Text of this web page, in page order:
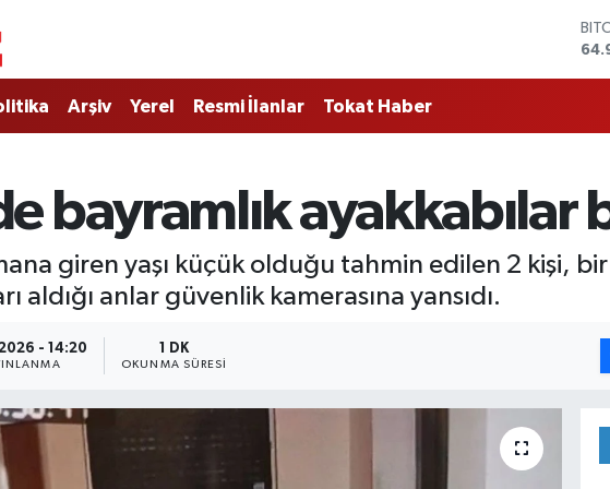
Arşiv Yerel Resmi İlanlar Tokat Haber
bayramlık ayakkabılar
giren yaşı küçük olduğu tahmin edilen 2 kişi,
aldığı anlar güvenlik kamerasına yansıdı.
- 14:20 1 DK
OKUNMA SÜRESI